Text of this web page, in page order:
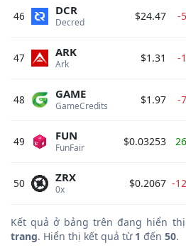
46 Decred
DCR $24.47 -
47 Ark
ARK $1.31 -
48 GameCredits
GAME $1.97 -
49 FunFair
FUN $0.03253
50 0x
ZRX $0.2067 -
Kết quả ở bảng trên đang hiển thị
trang. Hiển thị kết quả từ 1 đến 50.